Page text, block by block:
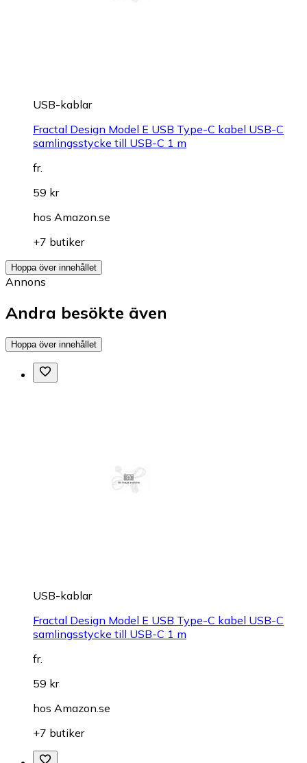
USB-kablar
Fractal Design Model E USB Type-C kabel USB-C
samlingsstycke till USB-C 1 m
fr.
59 kr
hos Amazon.se
+7 butiker
Hoppa över innehållet
Annons
Andra besökte även
Hoppa över innehållet
USB-kablar
Fractal Design Model E USB Type-C kabel USB-C
samlingsstycke till USB-C 1 m
fr.
59 kr
hos Amazon.se
+7 butiker